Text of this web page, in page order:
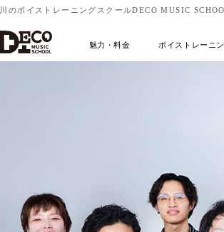
のボイストレーニングスクールDECO MUSIC
魅力・料金 ボイストレーニ